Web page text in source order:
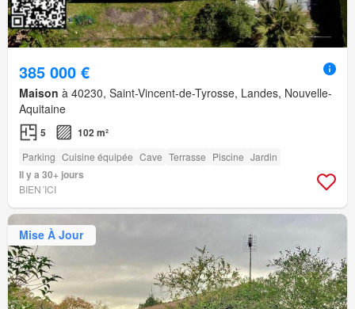
385 000 €
Maison à 40230, Saint-Vincent-de-Tyrosse, Landes, Nouvelle-
Aquitaine
5 102 m²
Parking Cuisine équipée Cave Terrasse Piscine Jardin
Il y a 30+ jours
BIEN´ICI
Mise À Jour